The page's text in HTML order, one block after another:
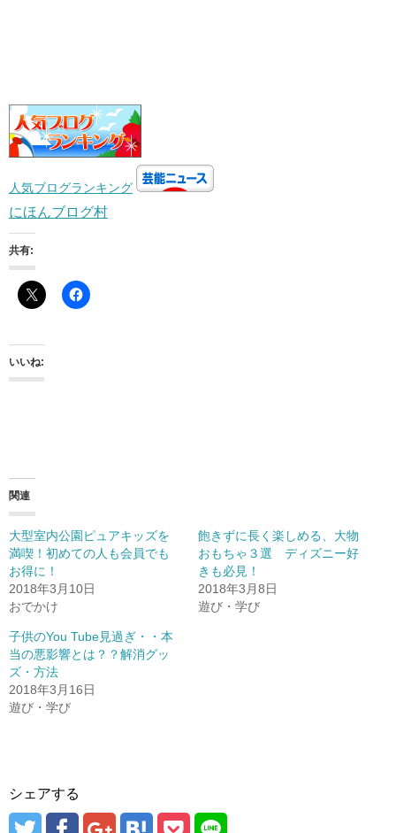
人気ブログランキング
にほんブログ村
共有:
いいね:
関連
大型室内公園ピュアキッズを
満喫！初めての人も会員でも
お得に！
2018年3月10日
おでかけ
飽きずに長く楽しめる、大物
おもちゃ３選 ディズニー好
きも必見！
2018年3月8日
遊び・学び
子供のYou Tube見過ぎ・・本
当の悪影響とは？？解消グッ
ズ・方法
2018年3月16日
遊び・学び
シェアする